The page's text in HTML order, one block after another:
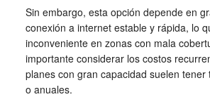
Sin embargo, esta opción depende en
conexión a internet estable y rápida, lo
inconveniente en zonas con mala
importante considerar los costos
planes con gran capacidad suelen tener
o anuales.